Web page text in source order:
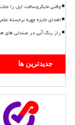
وقتی مایکروسافت اپل را
اهدای جایزه چهره برجسته
راز رنگ آبی در صندلی های
جدیدترین ها